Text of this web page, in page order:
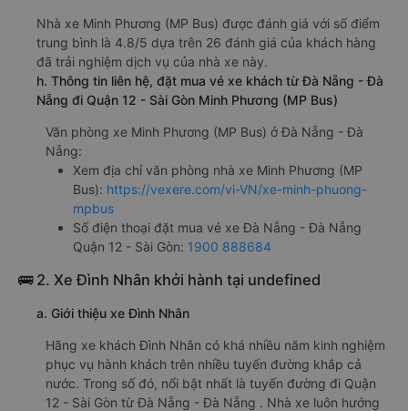
Nhà xe Minh Phương (MP Bus) được đánh giá với số điểm
trung bình là 4.8/5 dựa trên 26 đánh giá của khách hàng
đã trải nghiệm dịch vụ của nhà xe này.
h. Thông tin liên hệ, đặt mua vé xe khách từ Đà Nẵng - Đà
Nẵng đi Quận 12 - Sài Gòn Minh Phương (MP Bus)
Văn phòng xe Minh Phương (MP Bus) ở Đà Nẵng - Đà
Nẵng:
Xem địa chỉ văn phòng nhà xe Minh Phương (MP
Bus): https://vexere.com/vi-VN/xe-minh-phuong-
mpbus
Số điện thoại đặt mua vé xe Đà Nẵng - Đà Nẵng
Quận 12 - Sài Gòn: 1900 888684
🚌 2. Xe Đình Nhân khởi hành tại undefined
a. Giới thiệu xe Đình Nhân
Hãng xe khách Đình Nhân có khá nhiều năm kinh nghiệm
phục vụ hành khách trên nhiều tuyến đường khắp cả
nước. Trong số đó, nổi bật nhất là tuyến đường đi Quận
12 - Sài Gòn từ Đà Nẵng - Đà Nẵng . Nhà xe luôn hướng